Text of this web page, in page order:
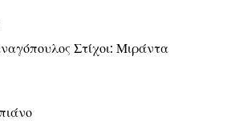
Στίχοι: Μιράντα